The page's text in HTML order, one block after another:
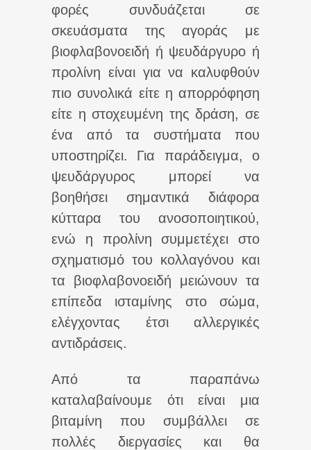
φορές συνδυάζεται σε
σκευάσματα της αγοράς με
βιοφλαβονοειδή ή ψευδάργυρο ή
προλίνη είναι για να καλυφθούν
πιο συνολικά είτε η απορρόφηση
είτε η στοχευμένη της δράση, σε
ένα από τα συστήματα που
υποστηρίζει. Για παράδειγμα, ο
ψευδάργυρος μπορεί να
βοηθήσει σημαντικά διάφορα
κύτταρα του ανοσοποιητικού,
ενώ η προλίνη συμμετέχει στο
σχηματισμό του κολλαγόνου και
τα βιοφλαβονοειδή μειώνουν τα
επίπεδα ισταμίνης στο σώμα,
ελέγχοντας έτσι αλλεργικές
αντιδράσεις.
Από τα παραπάνω
καταλαβαίνουμε ότι είναι μια
βιταμίνη που συμβάλλει σε
πολλές διεργασίες και θα